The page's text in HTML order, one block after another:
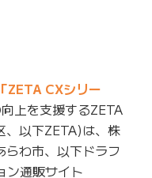
ZETA CXシリー
上を支援するZETA
、以下ZETA)は、株
らわ市、以下ドラフ
ン通販サイト